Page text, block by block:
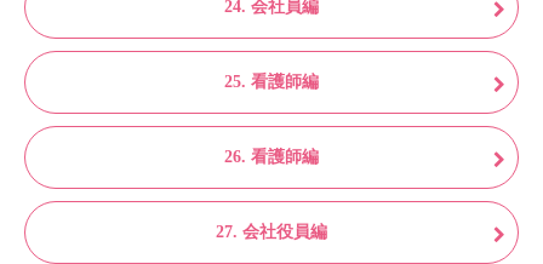
24. 会社員編
25. 看護師編
26. 看護師編
27. 会社役員編